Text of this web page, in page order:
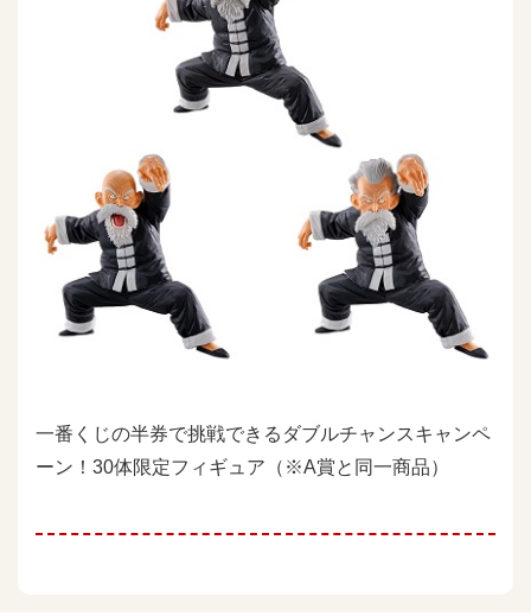
一番くじの半券で挑戦できるダブルチャンスキャンペ
ーン！30体限定フィギュア（※A賞と同一商品）